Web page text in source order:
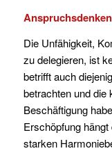
Die Unfähigkeit,
zu delegieren, ist
betrifft auch
betrachten und die
Beschäftigung
Erschöpfung
starken